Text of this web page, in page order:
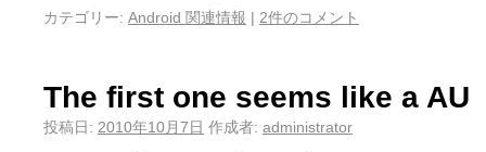
カテゴリー: Android 関連情報 | 2件のコメント
The first one seems like a AU
投稿日: 2010年10月7日 作成者: administrator